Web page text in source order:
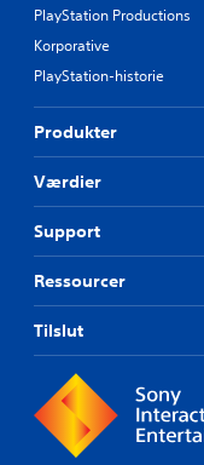
PlayStation Productions
Korporative
PlayStation-historie
Produkter
Værdier
Support
Ressourcer
Tilslut